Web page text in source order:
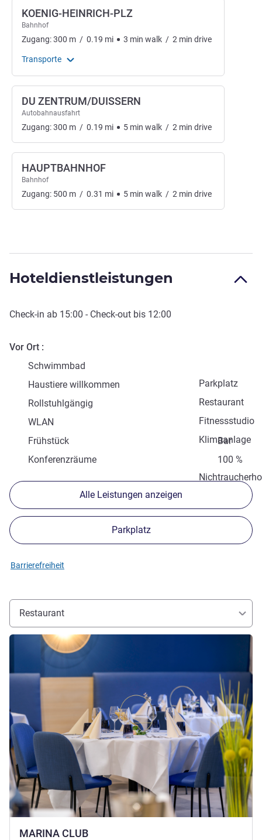
KOENIG-HEINRICH-PLZ
Bahnhof
Zugang:300 m / 0.19 mi 3 min walk / 2 min drive
Transporte
DU ZENTRUM/DUISSERN
Autobahnausfahrt
Zugang:300 m / 0.19 mi 5 min walk / 2 min drive
HAUPTBAHNHOF
Bahnhof
Zugang: 500 m / 0.31 mi 5 min walk / 2 min drive
Hoteldienstleistungen
Check-in ab 15:00 - Check-out bis 12:00
Vor Ort
Schwimmbad
Parkplatz
Haustiere willkommen
Restaurant
Rollstuhlgängig
Fitnessstudio
WLAN
Klimaanlage
Frühstück
Bar
Konferenzräume
100 %
Alle Leistungen anzeigen
Parkplatz
Barrierefreiheit
Restaurant
MARINA CLUB
Details ansehen